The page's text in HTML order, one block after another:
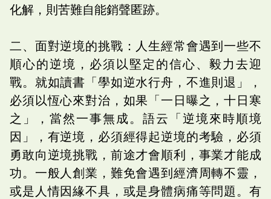
化解，則苦難自能銷聲匿跡。
二、面對逆境的挑戰：人生經常會遇到一些不
順心的逆境，必須以堅定的信心、毅力去迎
戰。就如讀書「學如逆水行舟，不進則退」，
必須以恆心來對治，如果「一日曝之，十日寒
之」，當然一事無成。語云「逆境來時順境
因」，有逆境，必須經得起逆境的考驗，必須
勇敢向逆境挑戰，前途才會順利，事業才能成
功。一般人創業，難免會遇到經濟周轉不靈，
或是人情因緣不具，或是身體病痛等問題。有